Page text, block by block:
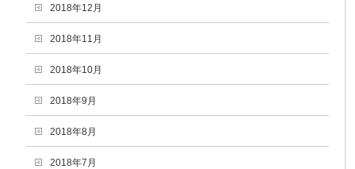
2018年12月
2018年11月
2018年10月
2018年9月
2018年8月
2018年7月